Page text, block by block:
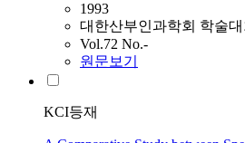
1993
대한산부인과학회 학술대
Vol.72 No.-
원문보기
KCI등재